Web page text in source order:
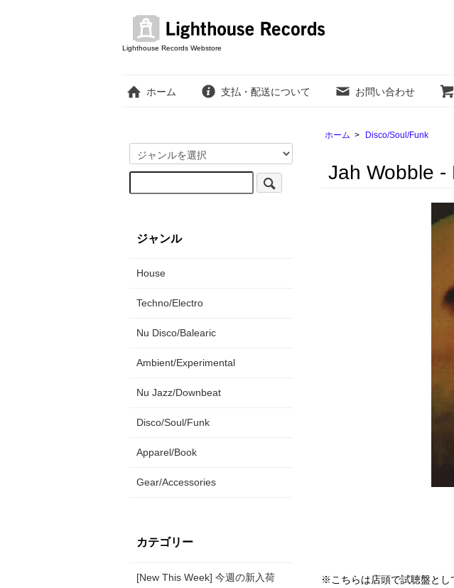
Lighthouse Records Webstore
ホーム 支払・配送について お問い合わせ
ホーム > Disco/Soul/Funk
Jah Wobble -
※こちらは店頭で試聴盤とし
ジャンル
House
Techno/Electro
Nu Disco/Balearic
Ambient/Experimental
Nu Jazz/Downbeat
Disco/Soul/Funk
Apparel/Book
Gear/Accessories
カテゴリー
[New This Week] 今週の新入荷